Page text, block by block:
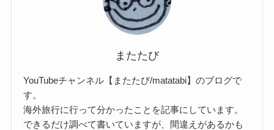
またたび
YouTubeチャンネル【またたび/matatabi】のブログで
す。
海外旅行に行って分かったことを記事にしています。
できるだけ調べて書いていますが、間違えがあるかも